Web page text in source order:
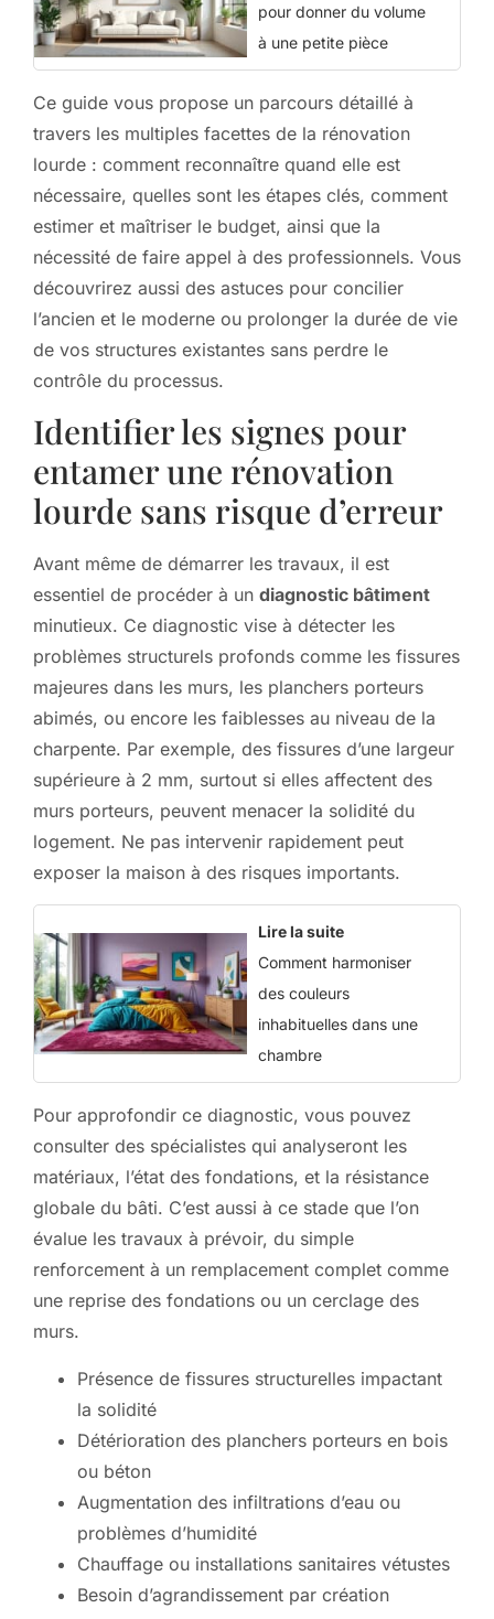
pour donner du volume
à une petite pièce
Ce guide vous propose un parcours détaillé à
travers les multiples facettes de la rénovation
lourde : comment reconnaître quand elle est
nécessaire, quelles sont les étapes clés, comment
estimer et maîtriser le budget, ainsi que la
nécessité de faire appel à des professionnels. Vous
découvrirez aussi des astuces pour concilier
l’ancien et le moderne ou prolonger la durée de vie
de vos structures existantes sans perdre le
contrôle du processus.
Identifier les signes pour
entamer une rénovation
lourde sans risque d’erreur
Avant même de démarrer les travaux, il est
essentiel de procéder à un diagnostic bâtiment
minutieux. Ce diagnostic vise à détecter les
problèmes structurels profonds comme les fissures
majeures dans les murs, les planchers porteurs
abimés, ou encore les faiblesses au niveau de la
charpente. Par exemple, des fissures d’une largeur
supérieure à 2 mm, surtout si elles affectent des
murs porteurs, peuvent menacer la solidité du
logement. Ne pas intervenir rapidement peut
exposer la maison à des risques importants.
Lire la suite
Comment harmoniser
des couleurs
inhabituelles dans une
chambre
Pour approfondir ce diagnostic, vous pouvez
consulter des spécialistes qui analyseront les
matériaux, l’état des fondations, et la résistance
globale du bâti. C’est aussi à ce stade que l’on
évalue les travaux à prévoir, du simple
renforcement à un remplacement complet comme
une reprise des fondations ou un cerclage des
murs.
Présence de fissures structurelles impactant
la solidité
Détérioration des planchers porteurs en bois
ou béton
Augmentation des infiltrations d’eau ou
problèmes d’humidité
Chauffage ou installations sanitaires vétustes
Besoin d’agrandissement par création